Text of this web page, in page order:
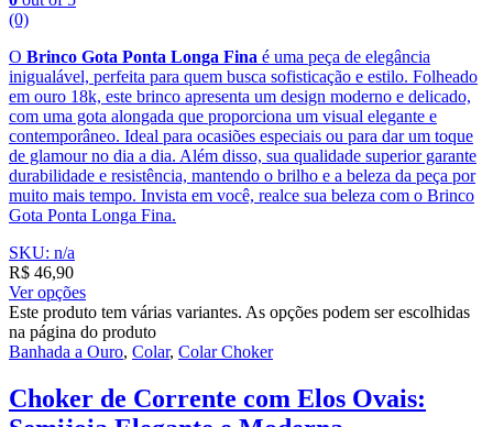
(0)
O Brinco Gota Ponta Longa Fina é uma peça de elegância
inigualável, perfeita para quem busca sofisticação e estilo. Folheado
em ouro 18k, este brinco apresenta um design moderno e delicado,
com uma gota alongada que proporciona um visual elegante e
contemporâneo. Ideal para ocasiões especiais ou para dar um toque
de glamour no dia a dia. Além disso, sua qualidade superior garante
durabilidade e resistência, mantendo o brilho e a beleza da peça por
muito mais tempo. Invista em você, realce sua beleza com o Brinco
Gota Ponta Longa Fina.
SKU: n/a
R$ 46,90
Ver opções
Este produto tem várias variantes. As opções podem ser escolhidas
na página do produto
Banhada a Ouro, Colar, Colar Choker
Choker de Corrente com Elos Ovais: